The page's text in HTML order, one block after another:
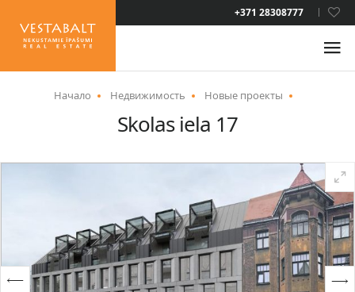
+371 28308777
ENG
НОВОСТИ
УСЛУГИ
Начало Недвижимость Новые проекты
Skolas iela 17